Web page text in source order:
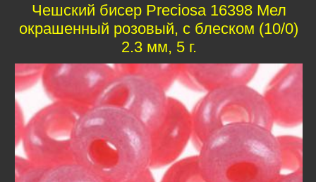
Чешский бисер Preciosa 16398 Мел
окрашенный розовый, с блеском (10/0)
2.3 мм, 5 г.